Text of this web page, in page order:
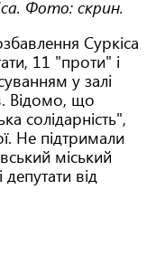
Фото: скрин.
Суркіса
11 "проти" і
у залі
Відомо, що
солідарність",
Не підтримали
міський
від